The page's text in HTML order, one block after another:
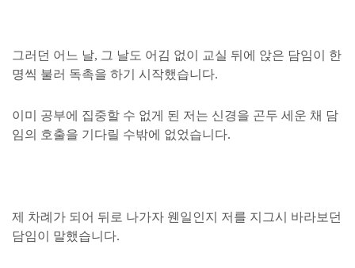
그러던 어느 날, 그 날도 어김 없이 교실 뒤에 앉은 담임이 한
명씩 불러 독촉을 하기 시작했습니다.
이미 공부에 집중할 수 없게 된 저는 신경을 곤두 세운 채 담
임의 호출을 기다릴 수밖에 없었습니다.
제 차례가 되어 뒤로 나가자 웬일인지 저를 지그시 바라보던
담임이 말했습니다.